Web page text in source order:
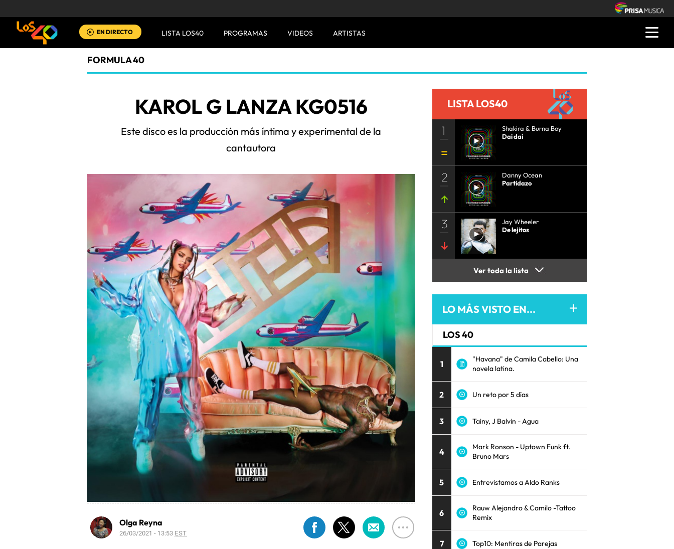
EN DIRECTO LISTA LOS40 PROGRAMAS VIDEOS ARTISTAS
FORMULA 40
KAROL G LANZA KG0516
Este disco es la producción más íntima y experimental de la
cantautora
Olga Reyna
26/03/2021 - 13:53 EST
LISTA LOS40
1
Shakira & Burna Boy
Dai dai
2
Danny Ocean
Partidazo
3
Jay Wheeler
De lejitos
Ver toda la lista
LO MÁS VISTO EN...
LOS 40
1
"Havana" de Camila Cabello: Una
novela latina.
2 Un reto por 5 días
3 Tainy, J Balvin - Agua
4
Mark Ronson - Uptown Funk ft.
Bruno Mars
5 Entrevistamos a Aldo Ranks
6
Rauw Alejandro & Camilo -Tattoo
Remix
7 Top10: Mentiras de Parejas